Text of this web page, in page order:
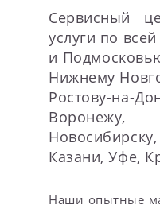
Сервисный
услуги по
и
Нижнему
Ростову-на-
Воронежу,
Казани, Уфе,
Наши опытные